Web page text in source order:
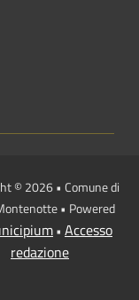
© 2026 • Comune di
• Powered
• Accesso
redazione